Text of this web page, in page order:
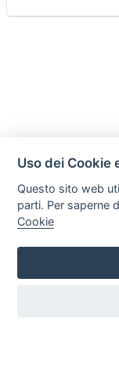
Tel. +39 3505286617
Uso dei Cookie
Questo sito web
parti. Per saperne
Cookie